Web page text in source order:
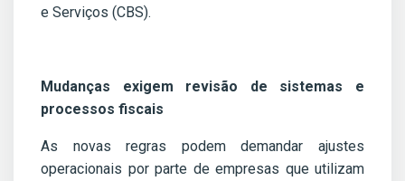
e Serviços (CBS).
Mudanças exigem revisão de sistemas e
processos fiscais
As novas regras podem demandar ajustes
operacionais por parte de empresas que utilizam